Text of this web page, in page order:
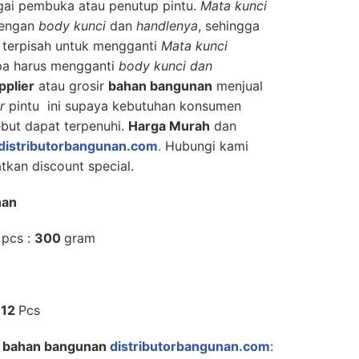
pembuka atau penutup pintu. Mata kunci
body kunci dan handlenya, sehingga
untuk mengganti Mata kunci
harus mengganti body kunci dan
atau grosir bahan bangunan menjual
pintu ini supaya kebutuhan konsumen
dapat terpenuhi. Harga Murah dan
. Hubungi kami
discount special.
: 300 gram
12 Pcs
bangunan distributorbangunan.com: